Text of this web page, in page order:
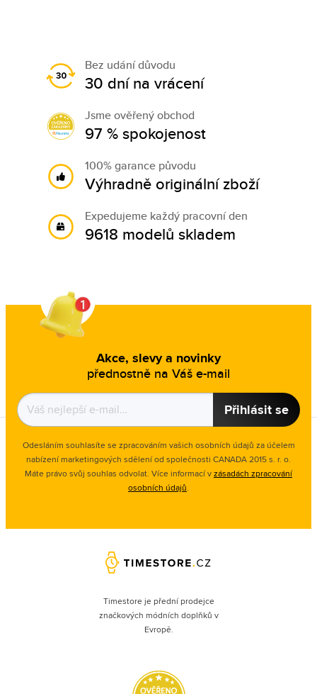
Bez udání důvodu
30 dní na vrácení
Jsme ověřený obchod
97 % spokojenost
100% garance původu
Výhradně originální zboží
Expedujeme každý pracovní den
9618 modelů skladem
Akce, slevy a novinky
přednostně na Váš e-mail
Přihlásit se
Odesláním souhlasíte se zpracováním vašich osobních údajů za účelem
nabízení marketingových sdělení od společnosti CANADA 2015 s. r. o.
Máte právo svůj souhlas odvolat. Více informací vzásadách zpracování
osobních údajů.
Timestore je přední prodejce
značkových módních doplňků v
Evropě.